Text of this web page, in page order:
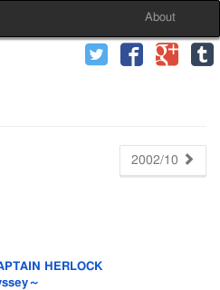
About
2002/10
HERLOCK
～